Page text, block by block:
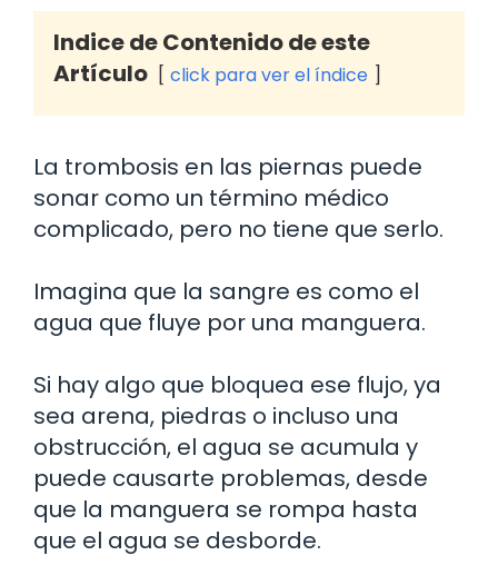
Indice de Contenido de este
Artículo
click para ver el índice
La trombosis en las piernas puede
sonar como un término médico
complicado, pero no tiene que serlo.
Imagina que la sangre es como el
agua que fluye por una manguera.
Si hay algo que bloquea ese flujo, ya
sea arena, piedras o incluso una
obstrucción, el agua se acumula y
puede causarte problemas, desde
que la manguera se rompa hasta
que el agua se desborde.